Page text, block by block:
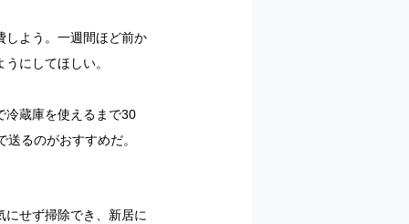
しよう。一週間ほど前か
にしてほしい。
冷蔵庫を使えるまで30
るのがおすすめだ。
にせず掃除でき、新居に